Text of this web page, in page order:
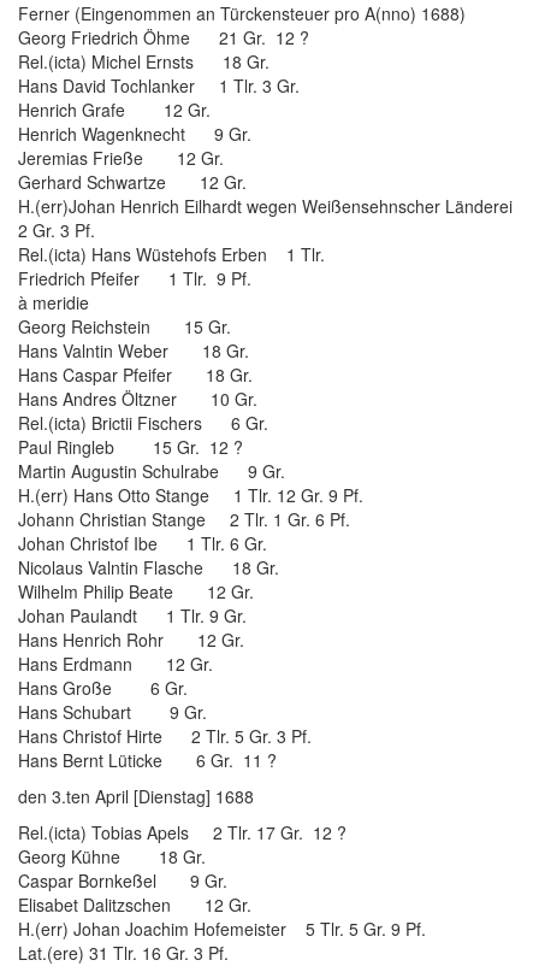
Ferner (Eingenommen an Türckensteuer pro A(nno) 1688)
Georg Friedrich Öhme 21 Gr. 12 ?
Rel.(icta) Michel Ernsts 18 Gr.
Hans David Tochlanker 1 Tlr. 3 Gr.
Henrich Grafe 12 Gr.
Henrich Wagenknecht 9 Gr.
Jeremias Frieße 12 Gr.
Gerhard Schwartze 12 Gr.
H.(err)Johan Henrich Eilhardt wegen Weißensehnscher Länderei
2 Gr. 3 Pf.
Rel.(icta) Hans Wüstehofs Erben 1 Tlr.
Friedrich Pfeifer 1 Tlr. 9 Pf.
à meridie
Georg Reichstein 15 Gr.
Hans Valntin Weber 18 Gr.
Hans Caspar Pfeifer 18 Gr.
Hans Andres Öltzner 10 Gr.
Rel.(icta) Brictii Fischers 6 Gr.
Paul Ringleb 15 Gr. 12 ?
Martin Augustin Schulrabe 9 Gr.
H.(err) Hans Otto Stange 1 Tlr. 12 Gr. 9 Pf.
Johann Christian Stange 2 Tlr. 1 Gr. 6 Pf.
Johan Christof Ibe 1 Tlr. 6 Gr.
Nicolaus Valntin Flasche 18 Gr.
Wilhelm Philip Beate 12 Gr.
Johan Paulandt 1 Tlr. 9 Gr.
Hans Henrich Rohr 12 Gr.
Hans Erdmann 12 Gr.
Hans Große 6 Gr.
Hans Schubart 9 Gr.
Hans Christof Hirte 2 Tlr. 5 Gr. 3 Pf.
Hans Bernt Lüticke 6 Gr. 11 ?
den 3.ten April [Dienstag] 1688
Rel.(icta) Tobias Apels 2 Tlr. 17 Gr. 12 ?
Georg Kühne 18 Gr.
Caspar Bornkeßel 9 Gr.
Elisabet Dalitzschen 12 Gr.
H.(err) Johan Joachim Hofemeister 5 Tlr. 5 Gr. 9 Pf.
Lat.(ere) 31 Tlr. 16 Gr. 3 Pf.